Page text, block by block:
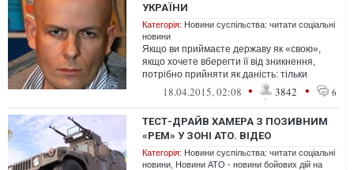
УКРАЇНИ
Категорія: Новини суспільства: читати соціальні
новини
Якщо ви приймаєте державу як «свою»,
якщо хочете вберегти її від зникнення,
потрібно прийняти як даність: тільки
держава може мати монополію на насиль...
18.04.2015, 02:08 • 3842 • 6
ТЕСТ-ДРАЙВ ХАМЕРА З ПОЗИВНИМ
«РЕМ» У ЗОНІ АТО. ВІДЕО
Категорія: Новини суспільства: читати соціальні
новини Новини АТО - новини бойових дій на